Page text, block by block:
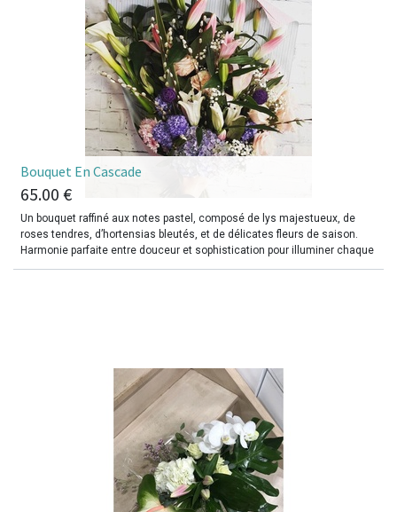
​Bouquet En Cascade
65.00 €
Un bouquet raffiné aux notes pastel, composé de lys majestueux, de
roses tendres, d’hortensias bleutés, et de délicates fleurs de saison.
Harmonie parfaite entre douceur et sophistication pour illuminer chaque
occasion ou offrir un message d’affection inoubliable.